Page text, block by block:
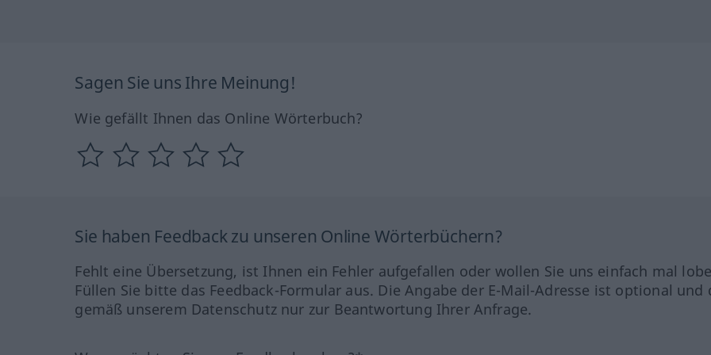
Sagen Sie uns Ihre Meinung!
Wie gefällt Ihnen das Online Wörterbuch?
Sie haben Feedback zu unseren Online Wörterbüchern?
Fehlt eine Übersetzung, ist Ihnen ein Fehler aufgefallen oder wollen Sie uns einfach mal
Füllen Sie bitte das Feedback-Formular aus. Die Angabe der E-Mail-Adresse ist optional und
gemäß unserem Datenschutz nur zur Beantwortung Ihrer Anfrage.